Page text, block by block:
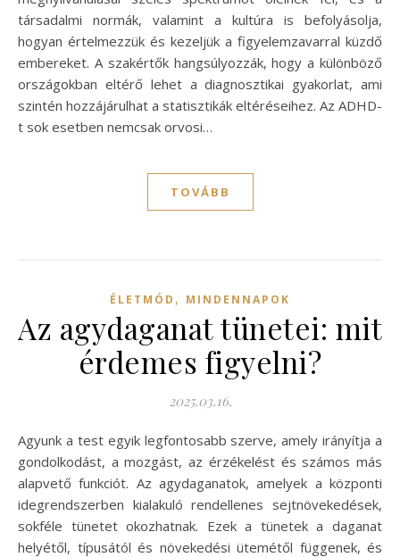
társadalmi normák, valamint a kultúra is befolyásolja,
hogyan értelmezzük és kezeljük a figyelemzavarral küzdő
embereket. A szakértők hangsúlyozzák, hogy a különböző
országokban eltérő lehet a diagnosztikai gyakorlat, ami
szintén hozzájárulhat a statisztikák eltéréseihez. Az ADHD-
t sok esetben nemcsak orvosi…
TOVÁBB
ÉLETMÓD , MINDENNAPOK
Az agydaganat tünetei: mit
érdemes figyelni?
2025.03.16.
Agyunk a test egyik legfontosabb szerve, amely irányítja a
gondolkodást, a mozgást, az érzékelést és számos más
alapvető funkciót. Az agydaganatok, amelyek a központi
idegrendszerben kialakuló rendellenes sejtnövekedések,
sokféle tünetet okozhatnak. Ezek a tünetek a daganat
helyétől, típusától és növekedési ütemétől függenek, és